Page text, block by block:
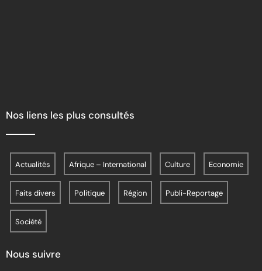
Nos liens les plus consultés
Actualités Afrique – International Culture Economie
Faits divers Politique Région Publi-Reportage
Société
Nous suivre